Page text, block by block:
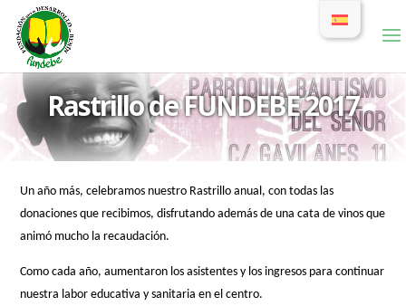
Rastrillo de FUNDEBE 2017
Un año más, celebramos nuestro Rastrillo anual, con todas las
donaciones que recibimos, disfrutando además de una cata de vinos que
animó mucho la recaudación.
Como cada año, aumentaron los asistentes y los ingresos para continuar
nuestra labor educativa y sanitaria en el centro.